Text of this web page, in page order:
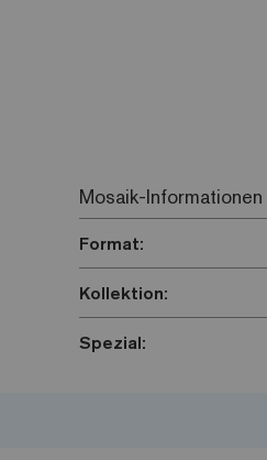
Mosaik-Informationen
Format:
Kollektion:
Spezial: